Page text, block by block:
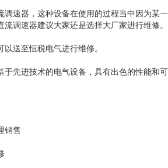
调速器，这种设备在使用的过程当中因为某
调速器建议大家还是选择大厂家进行维修。
送至恒税电气进行维修。
于先进技术的电气设备，具有出色的性能和
销售